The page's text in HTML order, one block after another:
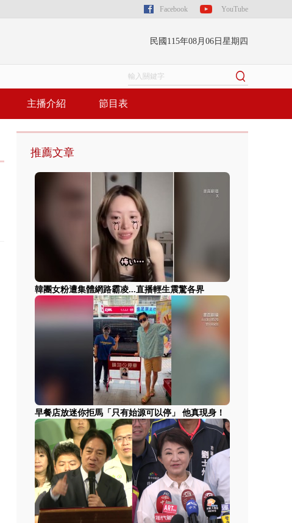
Facebook YouTube
民國115年08月06日星期四
主播介紹 節目表
推薦文章
韓團女粉遭集體網路霸凌...直播輕生震驚各界
早餐店放迷你拒馬「只有始源可以停」 他真現身！